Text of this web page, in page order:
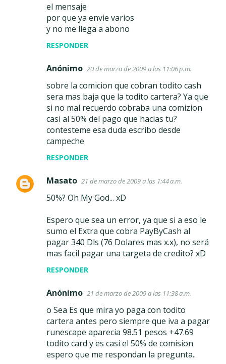
el mensaje
por que ya envie varios
y no me llega a abono
RESPONDER
Anónimo 20 de marzo de 2009 a las 11:06 p.m.
sobre la comicion que cobran todito cash
sera mas baja que la todito cartera? Ya que
si no mal recuerdo cobraba una comizion
casi al 50% del pago que hacias tu?
contesteme esa duda escribo desde
campeche
RESPONDER
Masato 21 de marzo de 2009 a las 1:44 a.m.
50%? Oh My God... xD
Espero que sea un error, ya que si a eso le
sumo el Extra que cobra PayByCash al
pagar 340 Dls (76 Dolares mas x.x), no será
mas facil pagar una targeta de credito? xD
RESPONDER
Anónimo 21 de marzo de 2009 a las 11:38 a.m.
o Sea Es que mira yo paga con todito
cartera antes pero siempre que iva a pagar
runescape aparecia 98.51 pesos +47.69
todito card y es casi el 50% de comision
espero que me respondan la pregunta..